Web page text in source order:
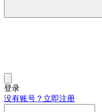
登录
没有账号？立即注册